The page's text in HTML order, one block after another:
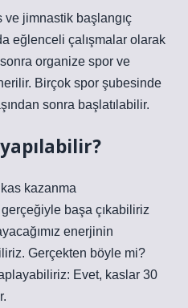
ve jimnastik başlangıç
eğlenceli çalışmalar olarak
organize spor ve
Birçok spor şubesinde
sonra başlatılabilir.
kazanma
başa çıkabiliriz
enerjinin
Gerçekten böyle mi?
Evet, kaslar 30